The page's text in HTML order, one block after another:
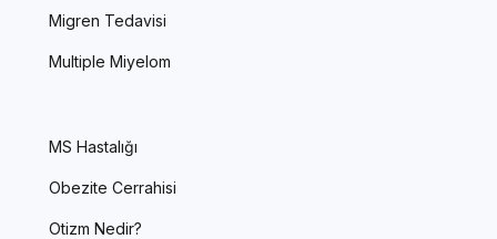
Migren Tedavisi
Multiple Miyelom
MS Hastalığı
Obezite Cerrahisi
Otizm Nedir?